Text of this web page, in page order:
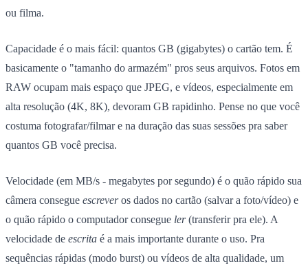
ou filma.
Capacidade é o mais fácil: quantos GB (gigabytes) o cartão tem. É
basicamente o "tamanho do armazém" pros seus arquivos. Fotos em
RAW ocupam mais espaço que JPEG, e vídeos, especialmente em
alta resolução (4K, 8K), devoram GB rapidinho. Pense no que você
costuma fotografar/filmar e na duração das suas sessões pra saber
quantos GB você precisa.
Velocidade (em MB/s - megabytes por segundo) é o quão rápido sua
câmera consegue escreveros dados no cartão (salvar a foto/vídeo) e
o quão rápido o computador consegue ler(transferir pra ele). A
velocidade de escrita é a mais importante durante o uso. Pra
sequências rápidas (modo burst) ou vídeos de alta qualidade, um